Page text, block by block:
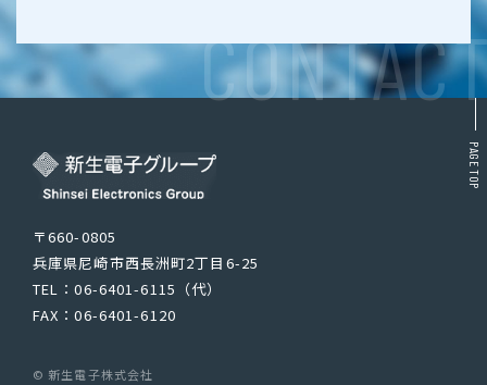
PAGE TOP
〒660-0805
兵庫県尼崎市西長洲町2丁目6-25
TEL：06-6401-6115（代）
FAX：06-6401-6120
© 新生電子株式会社